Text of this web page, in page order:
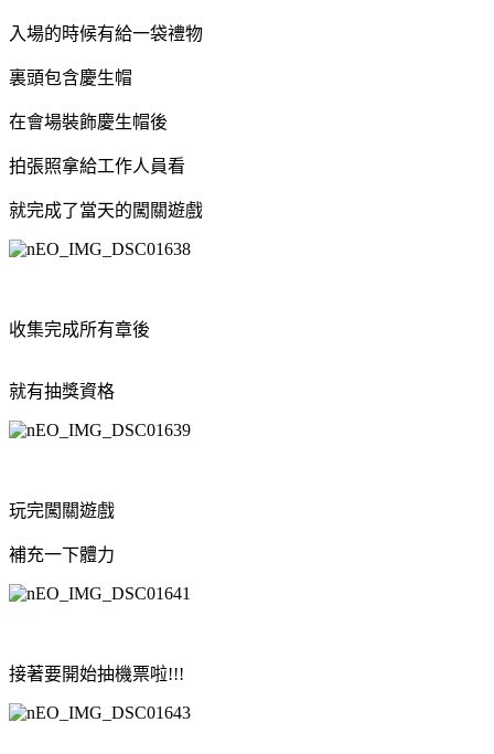
入場的時候有給一袋禮物
裏頭包含慶生帽
在會場裝飾慶生帽後
拍張照拿給工作人員看
就完成了當天的闖關遊戲
收集完成所有章後
就有抽獎資格
玩完闖關遊戲
補充一下體力
接著要開始抽機票啦!!!